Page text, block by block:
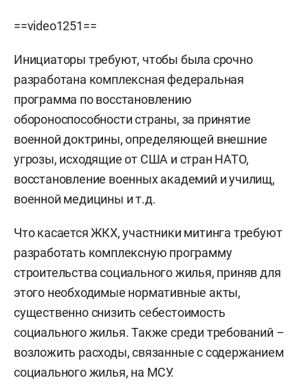
==video1251==
Инициаторы требуют, чтобы была срочно
разработана комплексная федеральная
программа по восстановлению
обороноспособности страны, за принятие
военной доктрины, определяющей внешние
угрозы, исходящие от США и стран НАТО,
восстановление военных академий и училищ,
военной медицины и т.д.
Что касается ЖКХ, участники митинга требуют
разработать комплексную программу
строительства социального жилья, приняв для
этого необходимые нормативные акты,
существенно снизить себестоимость
социального жилья. Также среди требований –
возложить расходы, связанные с содержанием
социального жилья, на МСУ.